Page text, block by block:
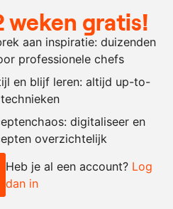
room
zout
+
2x
weken gratis!
aan inspiratie: duizenden
professionele chefs
en blijf leren: altijd up-to-
digitaliseer en
overzichtelijk
Heb je al een account? Log
dan in